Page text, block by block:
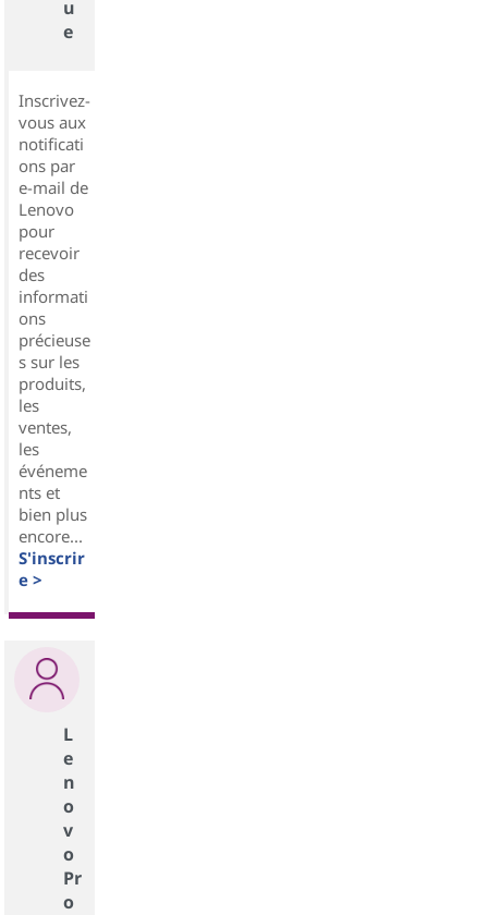
u
e
Inscrivez-
vous aux
notificati
ons par
e-mail de
Lenovo
pour
recevoir
des
informati
ons
précieuse
s sur les
produits,
les
ventes,
les
événeme
nts et
bien plus
encore...
S'inscrir
e >
L
e
n
o
v
o
Pr
o